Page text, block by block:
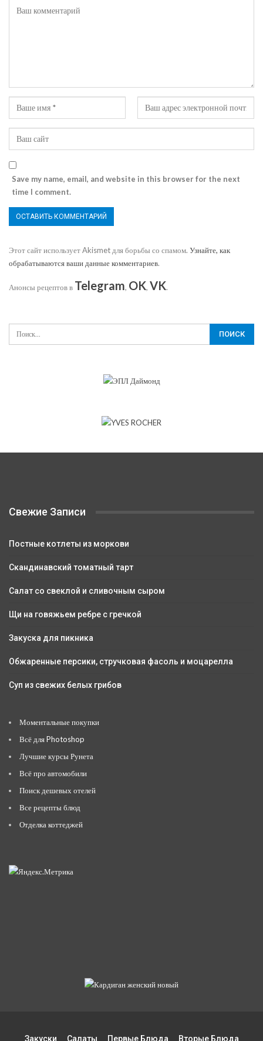
Save my name, email, and website in this browser for the next
time I comment.
Этот сайт использует Akismet для борьбы со спамом. Узнайте, как
обрабатываются ваши данные комментариев.
Анонсы рецептов в Telegram, OK, VK.
Свежие Записи
Постные котлеты из моркови
Скандинавский томатный тарт
Салат со свеклой и сливочным сыром
Щи на говяжьем ребре с гречкой
Закуска для пикника
Обжаренные персики, стручковая фасоль и моцарелла
Суп из свежих белых грибов
Моментальные покупки
Всё для Photoshop
Лучшие курсы Рунета
Всё про автомобили
Поиск дешевых отелей
Все рецепты блюд
Отделка коттеджей
Закуски Салаты Первые Блюда Вторые Блюда